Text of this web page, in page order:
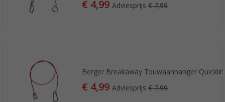
€ 4,99Adviesprijs€ 7,99
Berger Breakaway Touwaanhanger
€ 4,99Adviesprijs€ 7,99